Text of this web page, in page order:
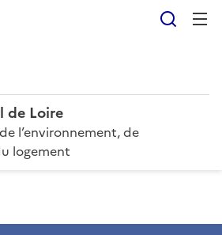
de Loire
l’environnement, de
logement